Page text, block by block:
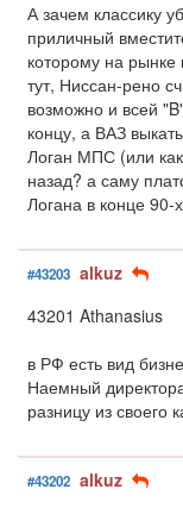
А зачем классику
приличный
которому на
тут, Ниссан-рено
возможно и всей
концу, а ВАЗ
Логан МПС (или
назад? а саму
Логана в конце 90-
#43203 alkuz
43201 Athanasius
в РФ есть вид
Наемный
разницу из своего
#43202 alkuz